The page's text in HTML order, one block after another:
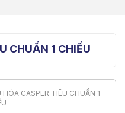
CHUẨN 1 CHIỀU
HÒA CASPER TIÊU CHUẨN 1